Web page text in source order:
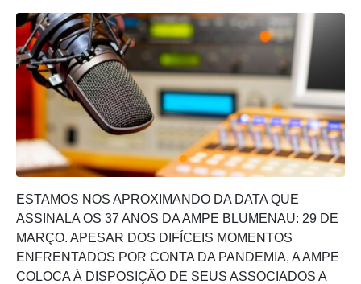
ESTAMOS NOS APROXIMANDO DA DATA QUE
ASSINALA OS 37 ANOS DA AMPE BLUMENAU: 29 DE
MARÇO. APESAR DOS DIFÍCEIS MOMENTOS
ENFRENTADOS POR CONTA DA PANDEMIA, A AMPE
COLOCA À DISPOSIÇÃO DE SEUS ASSOCIADOS A